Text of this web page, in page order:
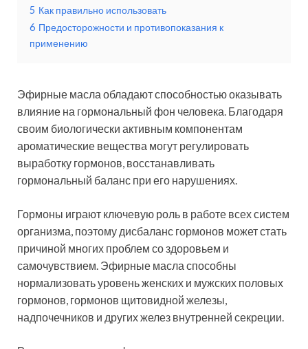
5 Как правильно использовать
6 Предосторожности и противопоказания к
применению
Эфирные масла обладают способностью оказывать
влияние на гормональный фон человека. Благодаря
своим биологически активным компонентам
ароматические вещества могут регулировать
выработку гормонов, восстанавливать
гормональный баланс при его нарушениях.
Гормоны играют ключевую роль в работе всех систем
организма, поэтому дисбаланс гормонов может стать
причиной многих проблем со здоровьем и
самочувствием. Эфирные масла способны
нормализовать уровень женских и мужских половых
гормонов, гормонов щитовидной железы,
надпочечников и других желез внутренней секреции.